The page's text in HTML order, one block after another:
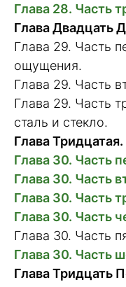
Глава 28. Часть
Глава Двадцать
Глава 29. Часть
ощущения.
Глава 29. Часть
Глава 29. Часть
сталь и стекло.
Глава
Глава 30. Часть
Глава 30. Часть
Глава 30. Часть
Глава 30. Часть
Глава 30. Часть
Глава 30. Часть
Глава Тридцать